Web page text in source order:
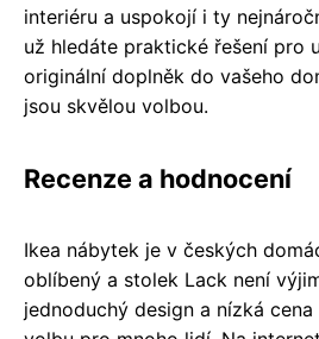
interiéru a uspokojí i ty
už hledáte praktické řešení pro
originální doplněk do vašeho
jsou skvělou volbou.
Recenze a hodnocení
Ikea nábytek je v českých
oblíbený a stolek Lack není
jednoduchý design a nízká